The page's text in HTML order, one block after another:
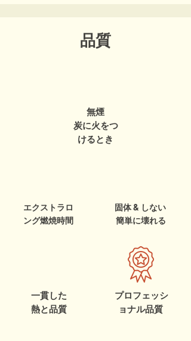
品質
無煙
炭に火をつ
けるとき
エクストラロ
ング燃焼時間
固体 & しない
簡単に壊れる
一貫した
熱と品質
プロフェッシ
ョナル品質